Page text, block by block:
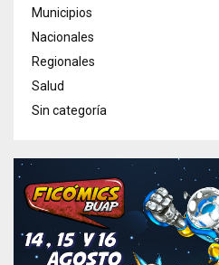
Municipios
Nacionales
Regionales
Salud
Sin categoría